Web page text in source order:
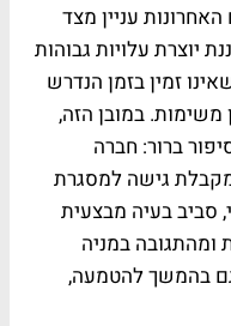
עניין מצד
יוצרת עלויות גבוהות
זמין בזמן הנדרש
משימות. במובן הזה,
ברור: חברה
גישה למסגרת
סביב בעיה מבצעית
ומהתגובה במניה
בהמשך להטמעה,